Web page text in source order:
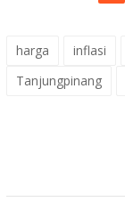
harga inflasi
Tanjungpinang